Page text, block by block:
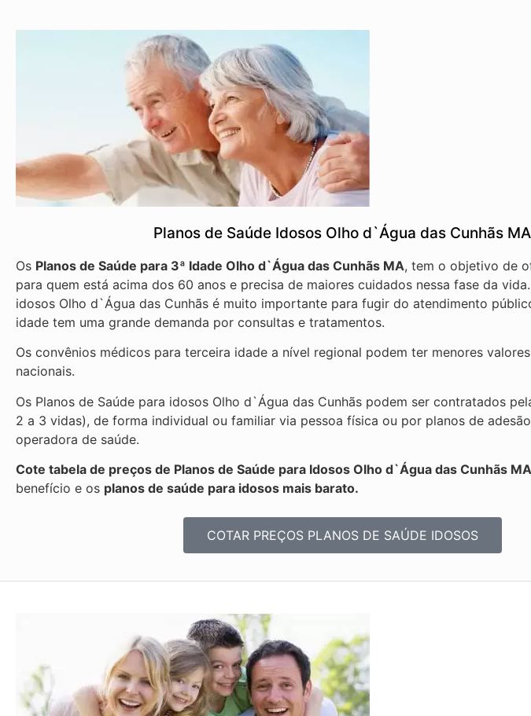
Planos de Saúde Idosos Olho d`Água das Cunhãs MA
Os Planos de Saúde para 3ª Idade Olho d`Água das Cunhãs MA, tem o objetivo de
para quem está acima dos 60 anos e precisa de maiores cuidados nessa fase da
idosos Olho d`Água das Cunhãs é muito importante para fugir do atendimento
idade tem uma grande demanda por consultas e tratamentos.
Os convênios médicos para terceira idade a nível regional podem ter menores
nacionais.
Os Planos de Saúde para idosos Olho d`Água das Cunhãs podem ser contratados
2 a 3 vidas), de forma individual ou familiar via pessoa física ou por planos de
operadora de saúde.
Cote tabela de preços de Planos de Saúde para Idosos Olho d`Água das Cunhãs
benefício e os planos de saúde para idosos mais barato.
COTAR PREÇOS PLANOS DE SAÚDE IDOSOS